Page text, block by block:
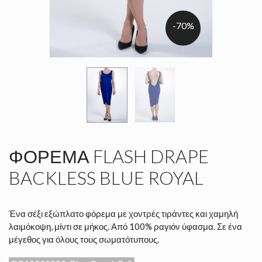
-70%
ΦΟΡΕΜΑ FLASH DRAPE
BACKLESS BLUE ROYAL
Ένα σέξι εξώπλατο φόρεμα με χοντρές τιράντες και χαμηλή
λαιμόκοψη, μίντι σε μήκος. Από 100% ραγιόν ύφασμα. Σε ένα
μέγεθος για όλους τους σωματότυπους.